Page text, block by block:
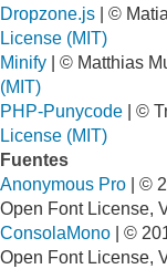
Dropzone.js | ©
License (MIT)
Minify | © Matthias
(MIT)
PHP-Punycode | ©
License (MIT)
Fuentes
Anonymous Pro | ©
Open Font License,
ConsolaMono | ©
Open Font License,